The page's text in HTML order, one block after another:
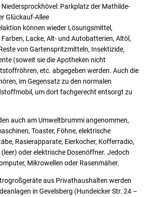
Parkplatz der Mathilde-
Glückauf-Allee
können wieder Lösungsmittel,
Lacke, Alt- und Autobatterien, Altöl,
von Gartenspritzmitteln, Insektizide,
(soweit sie die Apotheken nicht
etc. abgegeben werden. Auch die
im Gegensatz zu den normalen
um dort fachgerecht entsorgt zu
auch am Umweltbrummi angenommen,
Toaster, Föhne, elektrische
Rasierapparate, Eierkocher, Kofferradio,
oder elektrische Dosenöffner. Jedoch
Mikrowellen oder Rasenmäher.
aus Privathaushalten werden
in Gevelsberg (Hundeicker Str. 24 –